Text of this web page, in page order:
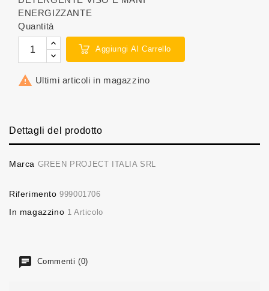
ENERGIZZANTE
Quantità
Aggiungi Al Carrello
 Ultimi articoli in magazzino
Dettagli del prodotto
Marca GREEN PROJECT ITALIA SRL
Riferimento 999001706
In magazzino 1 Articolo
Commenti (0)